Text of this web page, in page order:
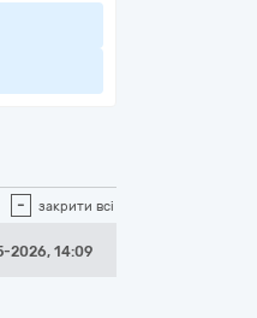
- закрити всі
2026, 14:09